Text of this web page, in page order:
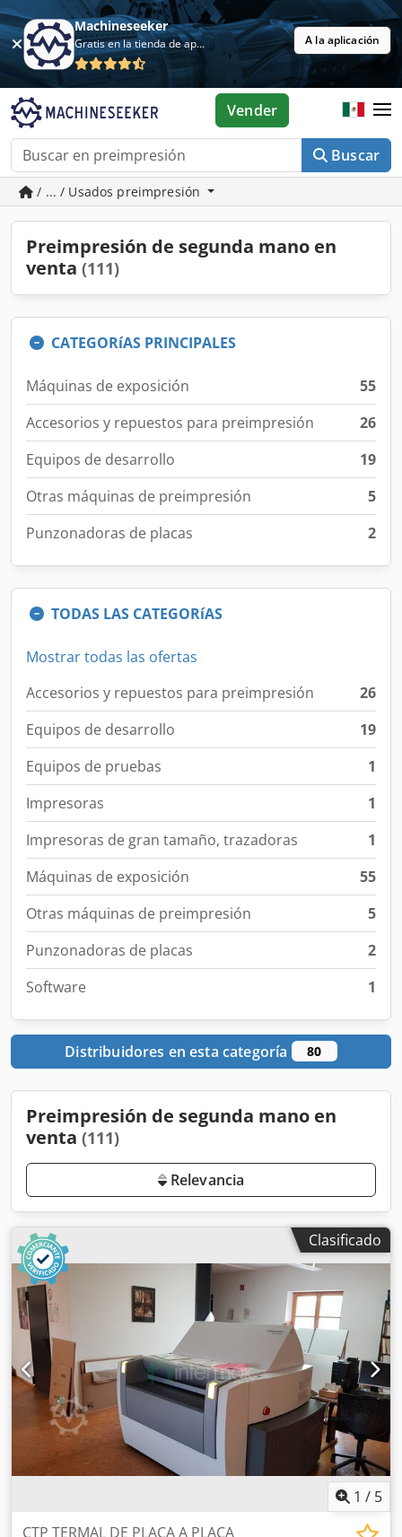
Machineseeker
Gratis en la tienda de aplicaciones A la aplicación
Buscar
Vender
/ ... / Usados preimpresión
Preimpresión de segunda mano en
venta (111)
CATEGORíAS PRINCIPALES
Máquinas de exposición
55
Accesorios y repuestos para preimpresión
26
Equipos de desarrollo
19
Otras máquinas de preimpresión
5
Punzonadoras de placas
2
TODAS LAS CATEGORíAS
Mostrar todas las ofertas
Accesorios y repuestos para preimpresión
26
Equipos de desarrollo
19
Equipos de pruebas
1
Impresoras
1
Impresoras de gran tamaño, trazadoras
1
Máquinas de exposición
55
Otras máquinas de preimpresión
5
Punzonadoras de placas
2
Software
1
Distribuidores en esta categoría 80
Preimpresión de segunda mano en
venta (111)
Relevancia
Clasificado
1 / 5
CTP TERMAL DE PLACA A PLACA